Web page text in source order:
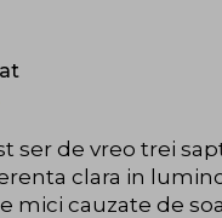
ser de vreo trei
clara in
mici cauzate de